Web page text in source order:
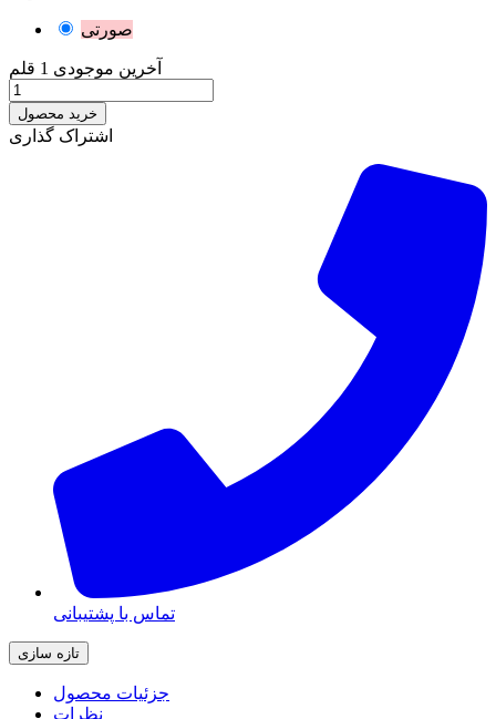
صورتی
آخرین موجودی 1 قلم
خرید محصول
اشتراک گذاری
تماس با پشتیبانی
جزئیات محصول
نظرات